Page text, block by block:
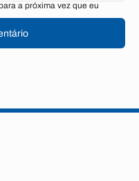
a próxima vez que eu